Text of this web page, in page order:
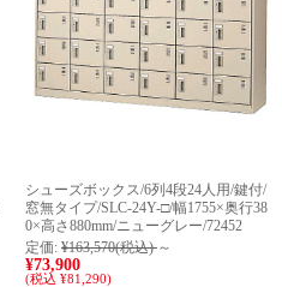
シューズボックス/6列4段24人用/鍵付/
窓無タイプ/SLC-24Y-□/幅1755×奥行38
0×高さ880mm/ニューグレー/72452
定価: ¥163,570(税込) ～
¥73,900
(税込 ¥81,290)